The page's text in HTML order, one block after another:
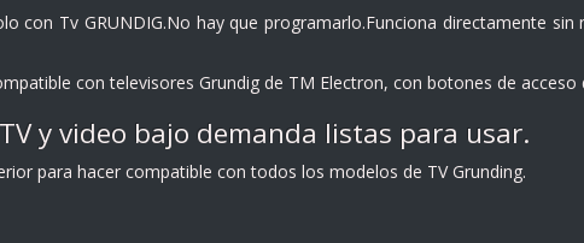
con Tv GRUNDIG.No hay que programarlo.Funciona directamente
con televisores Grundig de TM Electron, con botones de
y video bajo demanda listas para usar.
para hacer compatible con todos los modelos de TV Grunding.